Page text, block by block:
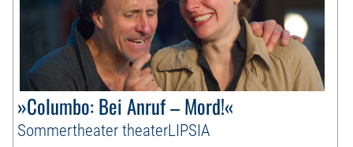
»Columbo: Bei Anruf – Mord!«
Sommertheater theaterLIPSIA